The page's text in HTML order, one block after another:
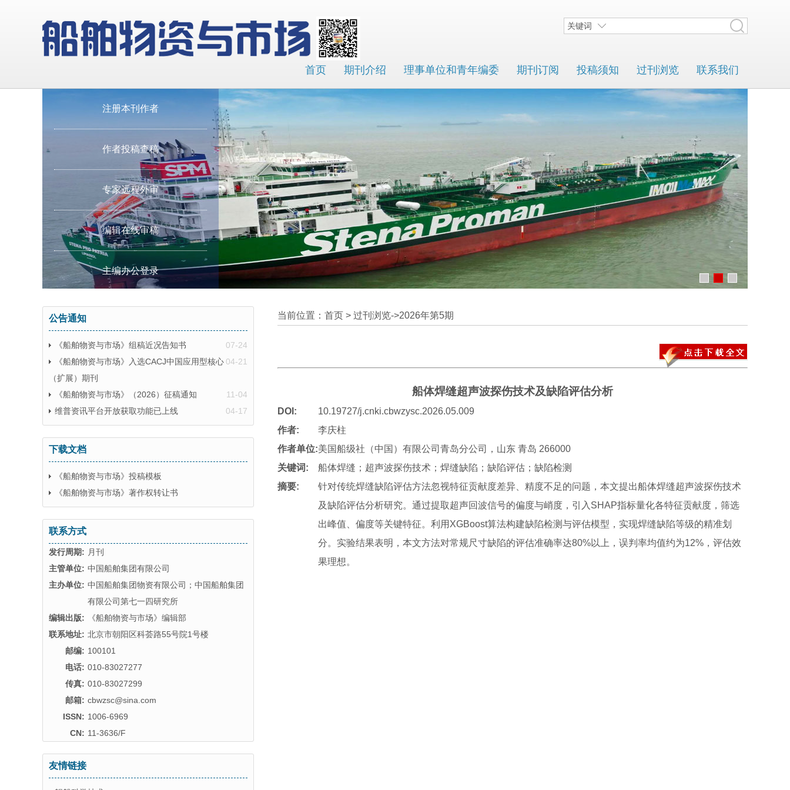
首页 期刊介绍 理事单位和青年编委 期刊订阅 投稿须知 过刊浏览 联系我们
关键词
注册本刊作者
作者投稿查稿
专家远程外审
编辑在线审稿
主编办公登录
公告通知
07-24
《船舶物资与市场》组稿近况告知书
04-21
《船舶物资与市场》入选CACJ中国应用型核心
（扩展）期刊
11-04
《船舶物资与市场》（2026）征稿通知
04-17
维普资讯平台开放获取功能已上线
下载文档
《船舶物资与市场》投稿模板
《船舶物资与市场》著作权转让书
联系方式
发行周期: 月刊
主管单位: 中国船舶集团有限公司
主办单位: 中国船舶集团物资有限公司；中国船舶集团
有限公司第七一四研究所
编辑出版:
《船舶物资与市场》编辑部
联系地址: 北京市朝阳区科荟路55号院1号楼
邮编: 100101
电话: 010-83027277
传真: 010-83027299
邮箱: cbwzsc@sina.com
ISSN: 1006-6969
CN: 11-3636/F
友情链接
当前位置：首页 > 过刊浏览->2026年第5期
船体焊缝超声波探伤技术及缺陷评估分析
DOI:
10.19727/j.cnki.cbwzysc.2026.05.009
作者:
李庆柱
作者单位:美国船级社（中国）有限公司青岛分公司，山东 青岛 266000
关键词:
船体焊缝；超声波探伤技术；焊缝缺陷；缺陷评估；缺陷检测
摘要:
针对传统焊缝缺陷评估方法忽视特征贡献度差异、精度不足的问题，本文提出船体焊缝超声波探伤技术
及缺陷评估分析研究。通过提取超声回波信号的偏度与峭度，引入SHAP指标量化各特征贡献度，筛选
出峰值、偏度等关键特征。利用XGBoost算法构建缺陷检测与评估模型，实现焊缝缺陷等级的精准划
分。实验结果表明，本文方法对常规尺寸缺陷的评估准确率达80%以上，误判率均值约为12%，评估效
果理想。